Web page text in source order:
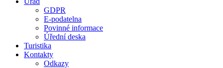
GDPR
E-podatelna
Povinné informace
Úřední deska
Turistika
Kontakty
Odkazy